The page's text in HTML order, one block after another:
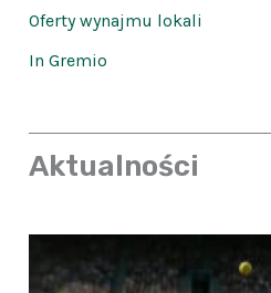
Oferty wynajmu lokali
In Gremio
Aktualności